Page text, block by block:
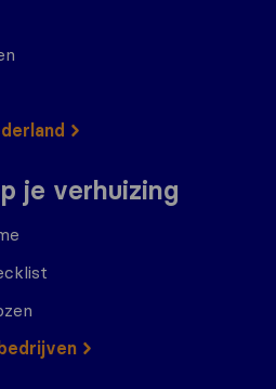
je verhuizing